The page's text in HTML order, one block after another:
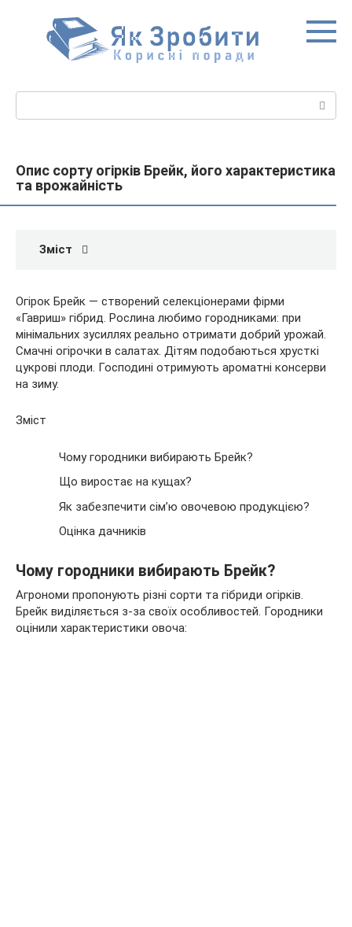
Опис сорту огірків Брейк, його характеристика
та врожайність
Зміст
Огірок Брейк — створений селекціонерами фірми
«Гавриш» гібрид. Рослина любимо городниками: при
мінімальних зусиллях реально отримати добрий урожай.
Смачні огірочки в салатах. Дітям подобаються хрусткі
цукрові плоди. Господині отримують ароматні консерви
на зиму.
Зміст
Чому городники вибирають Брейк?
Що виростає на кущах?
Як забезпечити сім’ю овочевою продукцією?
Оцінка дачників
Чому городники вибирають Брейк?
Агрономи пропонують різні сорти та гібриди огірків.
Брейк виділяється з-за своїх особливостей. Городники
оцінили характеристики овоча: